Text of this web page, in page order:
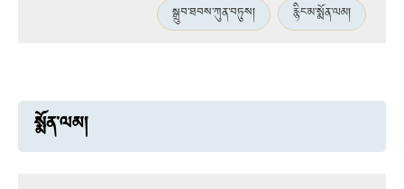
སྒྲུབ་ཐབས་ཀུན་བཏུས།
རྙིང་མ་སྨོན་ལམ།
སྨོན་ལམ།